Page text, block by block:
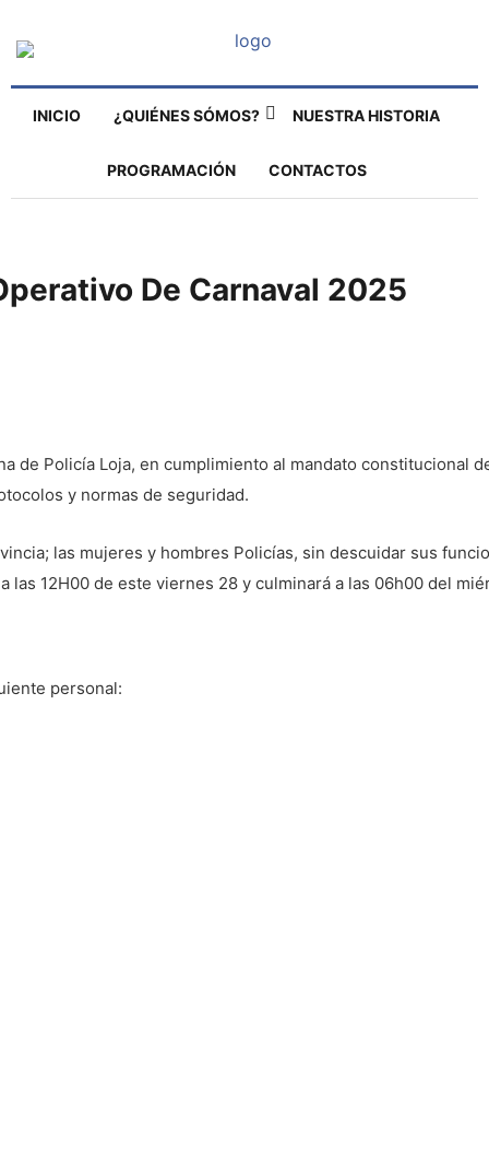
INICIO ¿QUIÉNES SÓMOS? NUESTRA HISTORIA
PROGRAMACIÓN CONTACTOS
De Carnaval 2025
de Policía Loja, en cumplimiento al mandato constitucional
y normas de seguridad.
las mujeres y hombres Policías, sin descuidar sus
las 12H00 de este viernes 28 y culminará a las 06h00 del
personal: